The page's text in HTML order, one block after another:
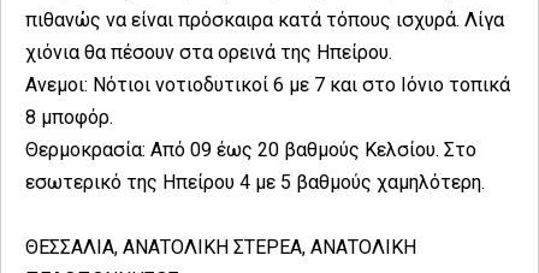
πιθανώς να είναι πρόσκαιρα κατά τόπους ισχυρά. Λίγα
χιόνια θα πέσουν στα ορεινά της Ηπείρου.
Ανεμοι: Νότιοι νοτιοδυτικοί 6 με 7 και στο Ιόνιο τοπικά
8 μποφόρ.
Θερμοκρασία: Από 09 έως 20 βαθμούς Κελσίου. Στο
εσωτερικό της Ηπείρου 4 με 5 βαθμούς χαμηλότερη.
ΘΕΣΣΑΛΙΑ, ΑΝΑΤΟΛΙΚΗ ΣΤΕΡΕΑ, ΑΝΑΤΟΛΙΚΗ